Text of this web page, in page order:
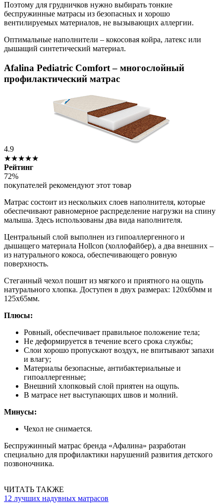
Поэтому для грудничков нужно выбирать тонкие
беспружинные матрасы из безопасных и хорошо
вентилируемых материалов, не вызывающих аллергии.
Оптимальные наполнители – кокосовая койра, латекс или
дышащий синтетический материал.
Afalina Pediatric Comfort – многослойный
профилактический матрас
4.9
★★★★★
Рейтинг
72%
покупателей рекомендуют этот товар
Матрас состоит из нескольких слоев наполнителя, которые
обеспечивают равномерное распределение нагрузки на спину
малыша. Здесь использованы два вида наполнителя.
Центральный слой выполнен из гипоаллергенного и
дышащего материала Hollcon (холлофайбер), а два внешних –
из натурального кокоса, обеспечивающего ровную
поверхность.
Стеганный чехол пошит из мягкого и приятного на ощупь
натурального хлопка. Доступен в двух размерах: 120х60мм и
125х65мм.
Плюсы:
Ровный, обеспечивает правильное положение тела;
Не деформируется в течение всего срока службы;
Слои хорошо пропускают воздух, не впитывают запахи
и влагу;
Материалы безопасные, антибактериальные и
гипоаллергенные;
Внешний хлопковый слой приятен на ощупь.
В матрасе нет выступающих швов и молний.
Минусы:
Чехол не снимается.
Беспружинный матрас бренда «Афалина» разработан
специально для профилактики нарушений развития детского
позвоночника.
ЧИТАТЬ ТАКЖЕ
12 лучших надувных матрасов